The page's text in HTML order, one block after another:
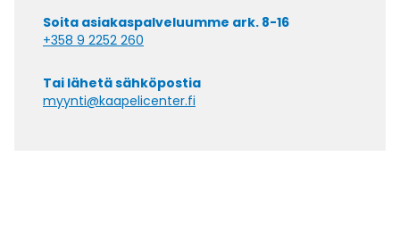
Soita asiakaspalveluumme ark. 8-16
+358 9 2252 260
Tai lähetä sähköpostia
myynti@kaapelicenter.fi